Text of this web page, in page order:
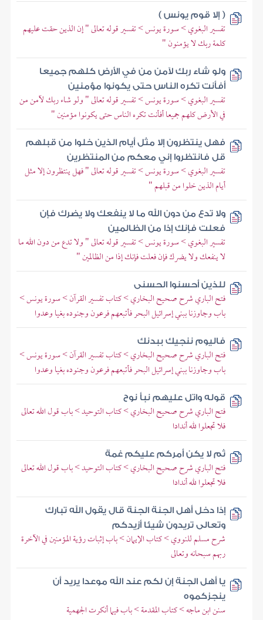
( إلا قوم يونس )
تفسير البغوي > سورة يونس > تفسير قوله تعالى " إن الذين حقت عليهم
كلمة ربك لا يؤمنون "
ولو شاء ربك لآمن من في الأرض كلهم جميعا
أفأنت تكره الناس حتى يكونوا مؤمنين
تفسير البغوي > سورة يونس > تفسير قوله تعالى " ولو شاء ربك لآمن من
في الأرض كلهم جميعا أفأنت تكره الناس حتى يكونوا مؤمنين "
فهل ينتظرون إلا مثل أيام الذين خلوا من قبلهم
قل فانتظروا إني معكم من المنتظرين
تفسير البغوي > سورة يونس > تفسير قوله تعالى " فهل ينتظرون إلا مثل
أيام الذين خلوا من قبلهم "
ولا تدع من دون الله ما لا ينفعك ولا يضرك فإن
فعلت فإنك إذا من الظالمين
تفسير البغوي > سورة يونس > تفسير قوله تعالى " ولا تدع من دون الله ما
لا ينفعك ولا يضرك فإن فعلت فإنك إذا من الظالمين "
للذين أحسنوا الحسنى
فتح الباري شرح صحيح البخاري > كتاب تفسير القرآن > سورة يونس >
باب وجاوزنا ببني إسرائيل البحر فأتبعهم فرعون وجنوده بغيا وعدوا
فاليوم ننجيك ببدنك
فتح الباري شرح صحيح البخاري > كتاب تفسير القرآن > سورة يونس >
باب وجاوزنا ببني إسرائيل البحر فأتبعهم فرعون وجنوده بغيا وعدوا
قوله واتل عليهم نبأ نوح
فتح الباري شرح صحيح البخاري > كتاب التوحيد > باب قول الله تعالى
فلا تجعلوا لله أندادا
ثم لا يكن أمركم عليكم غمة
فتح الباري شرح صحيح البخاري > كتاب التوحيد > باب قول الله تعالى
فلا تجعلوا لله أندادا
إذا دخل أهل الجنة الجنة قال يقول الله تبارك
وتعالى تريدون شيئا أزيدكم
شرح مسلم للنووي > كتاب الإيمان > باب إثبات رؤية المؤمنين في الآخرة
ربهم سبحانه وتعالى
يا أهل الجنة إن لكم عند الله موعدا يريد أن
ينجزكموه
سنن ابن ماجه > كتاب المقدمة > باب فيما أنكرت الجهمية